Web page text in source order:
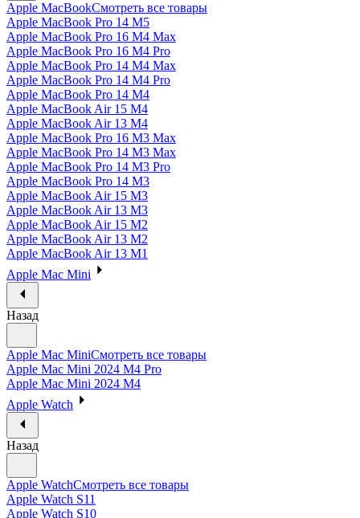
Apple MacBookСмотреть все товары
Apple MacBook Pro 14 M5
Apple MacBook Pro 16 M4 Max
Apple MacBook Pro 16 M4 Pro
Apple MacBook Pro 14 M4 Max
Apple MacBook Pro 14 M4 Pro
Apple MacBook Pro 14 M4
Apple MacBook Air 15 M4
Apple MacBook Air 13 M4
Apple MacBook Pro 16 M3 Max
Apple MacBook Pro 14 M3 Max
Apple MacBook Pro 14 M3 Pro
Apple MacBook Pro 14 M3
Apple MacBook Air 15 M3
Apple MacBook Air 13 M3
Apple MacBook Air 15 M2
Apple MacBook Air 13 M2
Apple MacBook Air 13 M1
Apple Mac Mini
Назад
Apple Mac MiniСмотреть все товары
Apple Mac Mini 2024 M4 Pro
Apple Mac Mini 2024 M4
Apple Watch
Назад
Apple WatchСмотреть все товары
Apple Watch S11
Apple Watch S10